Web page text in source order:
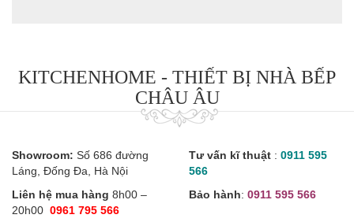
KITCHENHOME - THIẾT BỊ NHÀ BẾP
CHÂU ÂU
Showroom: Số 686 đường
Láng, Đống Đa, Hà Nội
Liên hệ mua hàng 8h00 –
20h00 0961 795 566
Tư vấn kĩ thuật : 0911 595
566
Bảo hành: 0911 595 566